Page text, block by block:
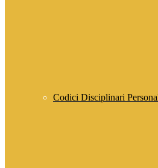
Codici Disciplinari